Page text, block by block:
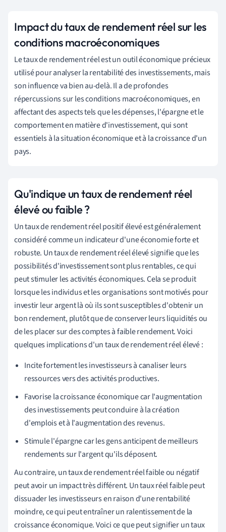
Impact du taux de rendement réel sur les
conditions macroéconomiques
Le taux de rendement réel est un outil économique précieux
utilisé pour analyser la rentabilité des investissements, mais
son influence va bien au-delà. Il a de profondes
répercussions sur les conditions macroéconomiques, en
affectant des aspects tels que les dépenses, l'épargne et le
comportement en matière d'investissement, qui sont
essentiels à la situation économique et à la croissance d'un
pays.
Qu'indique un taux de rendement réel
élevé ou faible ?
Un taux de rendement réel positif élevé est généralement
considéré comme un indicateur d'une économie forte et
robuste. Un taux de rendement réel élevé signifie que les
possibilités d'investissement sont plus rentables, ce qui
peut stimuler les activités économiques. Cela se produit
lorsque les individus et les organisations sont motivés pour
investir leur argent là où ils sont susceptibles d'obtenir un
bon rendement, plutôt que de conserver leurs liquidités ou
de les placer sur des comptes à faible rendement. Voici
quelques implications d'un taux de rendement réel élevé :
Incite fortement les investisseurs à canaliser leurs
ressources vers des activités productives.
Favorise la croissance économique car l'augmentation
des investissements peut conduire à la création
d'emplois et à l'augmentation des revenus.
Stimule l'épargne car les gens anticipent de meilleurs
rendements sur l'argent qu'ils déposent.
Au contraire, un taux de rendement réel faible ou négatif
peut avoir un impact très différent. Un taux réel faible peut
dissuader les investisseurs en raison d'une rentabilité
moindre, ce qui peut entraîner un ralentissement de la
croissance économique. Voici ce que peut signifier un taux